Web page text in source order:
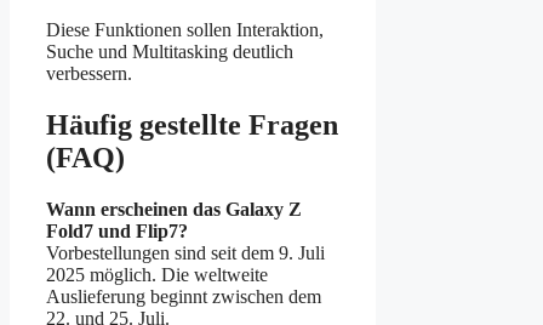
Diese Funktionen sollen Interaktion,
Suche und Multitasking deutlich
verbessern.
Häufig gestellte Fragen
(FAQ)
Wann erscheinen das Galaxy Z
Fold7 und Flip7?
Vorbestellungen sind seit dem 9. Juli
2025 möglich. Die weltweite
Auslieferung beginnt zwischen dem
22. und 25. Juli.